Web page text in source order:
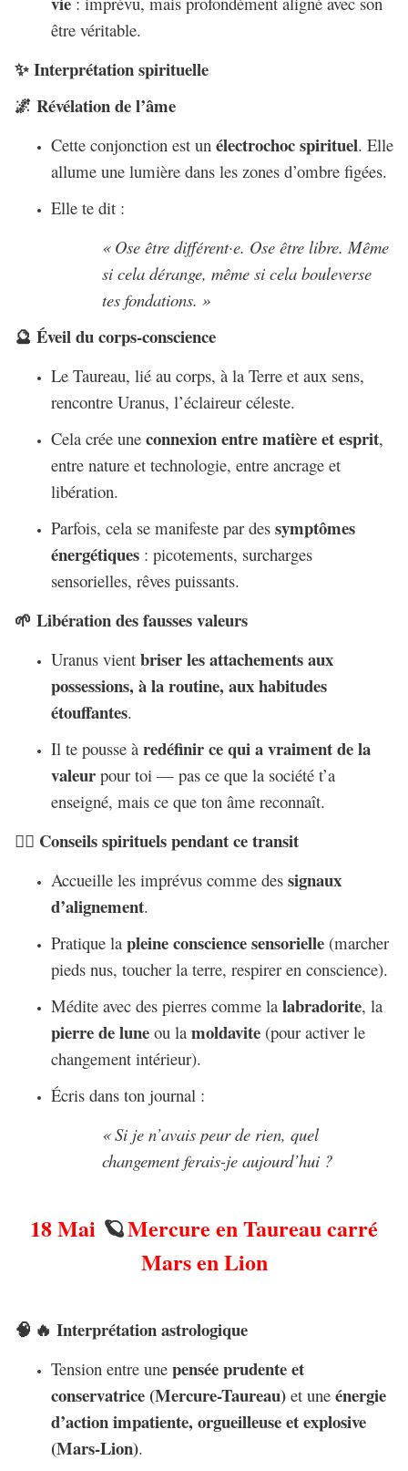
être véritable.
✨ Interprétation spirituelle
🌌 Révélation de l’âme
Cette conjonction est un électrochoc spirituel. Elle
allume une lumière dans les zones d’ombre figées.
Elle te dit :
« Ose être différent·e. Ose être libre. Même
si cela dérange, même si cela bouleverse
tes fondations. »
🔮 Éveil du corps-conscience
Le Taureau, lié au corps, à la Terre et aux sens,
rencontre Uranus, l’éclaireur céleste.
Cela crée une connexion entre matière et esprit,
entre nature et technologie, entre ancrage et
libération.
Parfois, cela se manifeste par des symptômes
énergétiques : picotements, surcharges
sensorielles, rêves puissants.
🌱 Libération des fausses valeurs
Uranus vient briser les attachements aux
possessions, à la routine, aux habitudes
étouffantes.
Il te pousse à redéfinir ce qui a vraiment de la
valeur pour toi — pas ce que la société t’a
enseigné, mais ce que ton âme reconnaît.
🧘‍♀️ Conseils spirituels pendant ce transit
Accueille les imprévus comme des signaux
d’alignement.
Pratique la pleine conscience sensorielle (marcher
pieds nus, toucher la terre, respirer en conscience).
Médite avec des pierres comme la labradorite, la
pierre de lune ou la moldavite (pour activer le
changement intérieur).
Écris dans ton journal :
« Si je n’avais peur de rien, quel
changement ferais-je aujourd’hui ?
18 Mai 🪐Mercure en Taureau carré
Mars en Lion
🧠 🔥 Interprétation astrologique
Tension entre une pensée prudente et
conservatrice (Mercure-Taureau) et une énergie
d’action impatiente, orgueilleuse et explosive
(Mars-Lion).